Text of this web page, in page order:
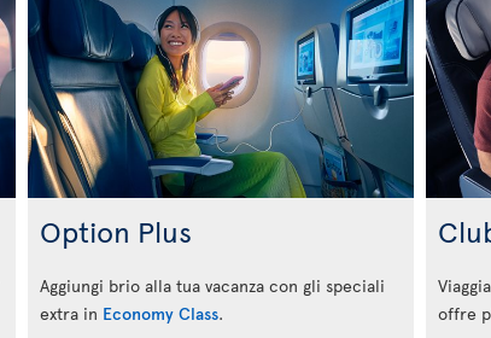
Option Plus
Aggiungi brio alla tua vacanza con gli speciali
extra in Economy Class.
offre